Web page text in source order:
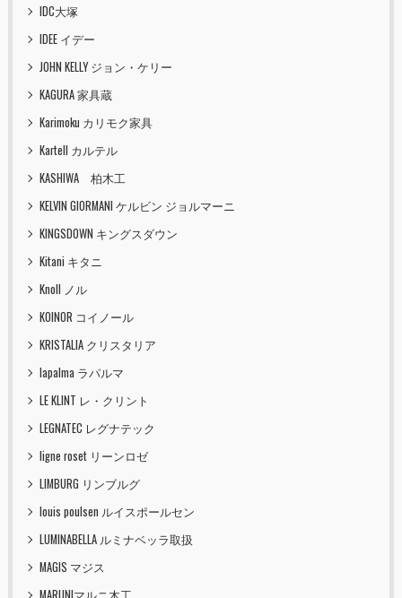
IDC大塚
IDEE イデー
JOHN KELLY ジョン・ケリー
KAGURA 家具蔵
Karimoku カリモク家具
Kartell カルテル
KASHIWA 柏木工
KELVIN GIORMANI ケルビン ジョルマーニ
KINGSDOWN キングスダウン
Kitani キタニ
Knoll ノル
KOINOR コイノール
KRISTALIA クリスタリア
lapalma ラパルマ
LE KLINT レ・クリント
LEGNATEC レグナテック
ligne roset リーンロゼ
LIMBURG リンブルグ
louis poulsen ルイスポールセン
LUMINABELLA ルミナベッラ取扱
MAGIS マジス
MARUNIマルニ木工